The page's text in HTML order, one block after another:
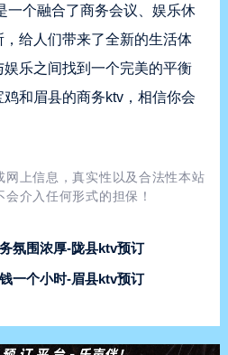
一个融合了商务会议、娱乐休
给人们带来了全新的生活体
乐之间找到一个完美的平衡
和眉县的商务ktv，相信你会
网上信息，真实性以及合法性本站
介入任何形式的担保！
氛围浓厚-陇县ktv预订
一个小时-眉县ktv预订